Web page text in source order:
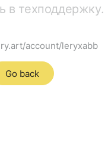
в техподдержку.
account/leryxabb
Go back